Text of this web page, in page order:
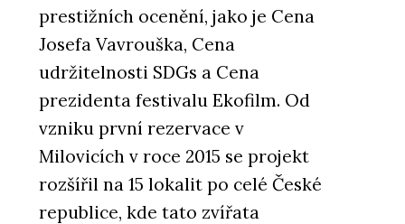
ČLÁNKY
Budova Rozhlasu a televize
Slovenska je energeticky
efektivní. Stavba z 80. let
dostala novou fasádu a
zateplovací systém
prestižních ocenění, jako je Cena
Josefa Vavrouška, Cena
udržitelnosti SDGs a Cena
prezidenta festivalu Ekofilm. Od
vzniku první rezervace v
Milovicích v roce 2015 se projekt
rozšířil na 15 lokalit po celé České
republice, kde tato zvířata